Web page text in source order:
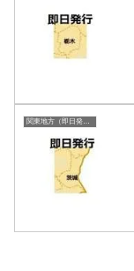
関東地方（即日発行）